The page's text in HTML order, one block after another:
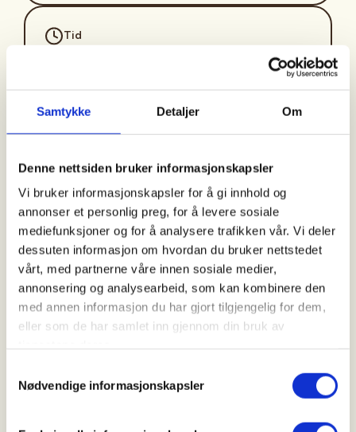
Samtykke Detaljer Om
Denne nettsiden bruker informasjonskapsler
Vi bruker informasjonskapsler for å gi innhold og
annonser et personlig preg, for å levere sosiale
mediefunksjoner og for å analysere trafikken vår. Vi deler
dessuten informasjon om hvordan du bruker nettstedet
vårt, med partnerne våre innen sosiale medier,
annonsering og analysearbeid, som kan kombinere den
med annen informasjon du har gjort tilgjengelig for dem,
eller som de har samlet inn gjennom din bruk av
Nødvendige informasjonskapsler
Tid
Kl. 07.00 - 20.00
Kontaktperson
https://92233948
lasse.jenssen@gmail.com
Introjakt på småvilt (Vestlandet/Bergens området)
Ta kontakt med Lasse – se e-postadresse på